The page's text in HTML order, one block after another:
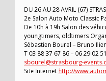
DU 26 AU 28 AVRIL (67)
2e Salon Auto Moto Classic
De 10h à 19h Salon des
youngtimers, oldtimers
Sébastien Bourel – Bruno Ilien
T 03 88 37 67 86 – 06 29 02
sbourel@strasbourg-
Site Internethttp://